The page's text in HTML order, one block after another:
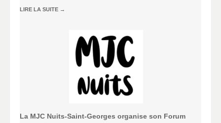
LIRE LA SUITE →
La MJC Nuits-Saint-Georges organise son Forum